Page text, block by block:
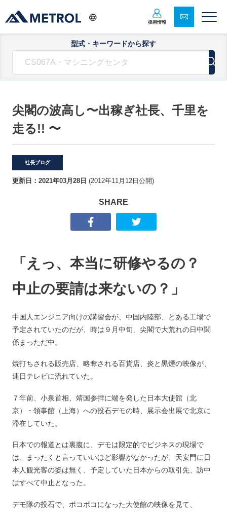
採用情報
型式・キーワードから探す
尖閣の波高し〜出稼ぎ社長、千里を
走る!! 〜
社長ブログ
更新日： 2021年03月28日 (2012年11月12日 公開)
SHARE
「えっ、本当に研修やるの？
中止の要請は来ないの？」
中国人エンジニア向けの講習会が、中国内陸部、とある工場で
予定されていたのだが、時は９月中旬、尖閣で大荒れの日中関
係まっただ中。
焼打ちされる販売店、略奪される百貨店、炎と黒煙の映像が、
連日テレビに流れていた。
７年前、小泉首相、靖国参拝に端を発した日本大使館（北
京）・領事館（上海）への投石デモの時、展示会出展で北京に
滞在していた。
日本での報道とは裏腹に、デモは限定的でビジネスの現場で
は、まったくと言っていいほど影響がなかったが、天安門に日
本人観光客の姿は無く、予定していた日本からの取引先、訪中
はすべて中止となった。
デモ隊の投石で、ボコボコになった大使館の映像を見て、